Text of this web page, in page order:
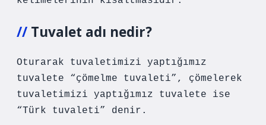
Tuvalet adı nedir?
Oturarak tuvaletimizi yaptığımız
tuvalete “çömelme tuvaleti”, çömelerek
tuvaletimizi yaptığımız tuvalete ise
“Türk tuvaleti” denir.